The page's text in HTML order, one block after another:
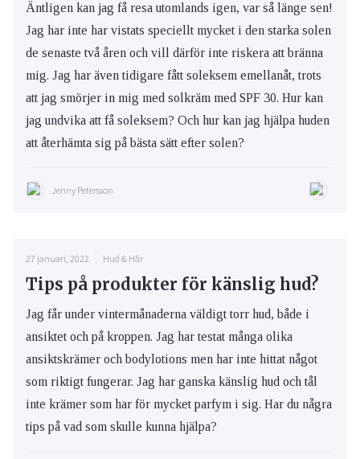
Äntligen kan jag få resa utomlands igen, var så länge sen!
Jag har inte har vistats speciellt mycket i den starka solen
de senaste två åren och vill därför inte riskera att bränna
mig. Jag har även tidigare fått soleksem emellanåt, trots
att jag smörjer in mig med solkräm med SPF 30. Hur kan
jag undvika att få soleksem? Och hur kan jag hjälpa huden
att återhämta sig på bästa sätt efter solen?
Jenny Petersson
27 januari, 2022 Hud & Hår
Tips på produkter för känslig hud?
Jag får under vintermånaderna väldigt torr hud, både i
ansiktet och på kroppen. Jag har testat många olika
ansiktskrämer och bodylotions men har inte hittat något
som riktigt fungerar. Jag har ganska känslig hud och tål
inte krämer som har för mycket parfym i sig. Har du några
tips på vad som skulle kunna hjälpa?